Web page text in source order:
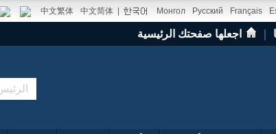
Français
Русский
Монгол
中文简体
中文繁体
اجعلها صفحتك الرئيسية